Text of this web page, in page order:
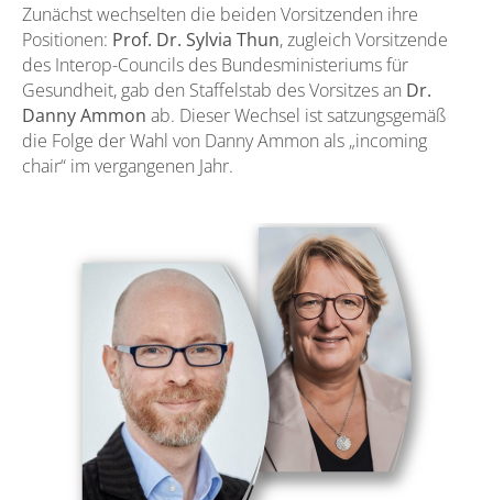
Zunächst wechselten die beiden Vorsitzenden ihre
Positionen: Prof. Dr. Sylvia Thun, zugleich Vorsitzende
des Interop-Councils des Bundesministeriums für
Gesundheit, gab den Staffelstab des Vorsitzes an Dr.
Danny Ammon ab. Dieser Wechsel ist satzungsgemäß
die Folge der Wahl von Danny Ammon als „incoming
chair“ im vergangenen Jahr.